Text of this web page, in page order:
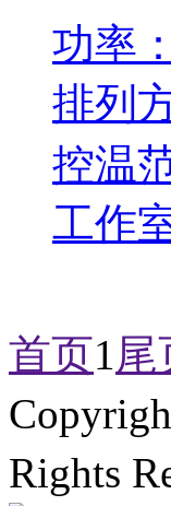
功率
排列
控温
工作
首页1尾
Rights